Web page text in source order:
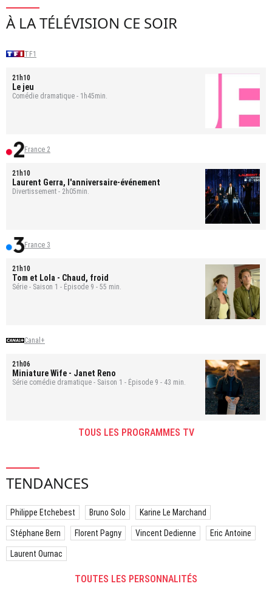
À LA TÉLÉVISION CE SOIR
TF1
21h10
Le jeu
Comédie dramatique - 1h45min.
France 2
21h10
Laurent Gerra, l'anniversaire-événement
Divertissement - 2h05min.
France 3
21h10
Tom et Lola - Chaud, froid
Série - Saison 1 - Épisode 9 - 55 min.
Canal+
21h06
Miniature Wife - Janet Reno
Série comédie dramatique - Saison 1 - Épisode 9 - 43 min.
TOUS LES PROGRAMMES TV
TENDANCES
Philippe Etchebest Bruno Solo Karine Le Marchand
Stéphane Bern Florent Pagny Vincent Dedienne Eric Antoine
Laurent Ournac
TOUTES LES PERSONNALITÉS